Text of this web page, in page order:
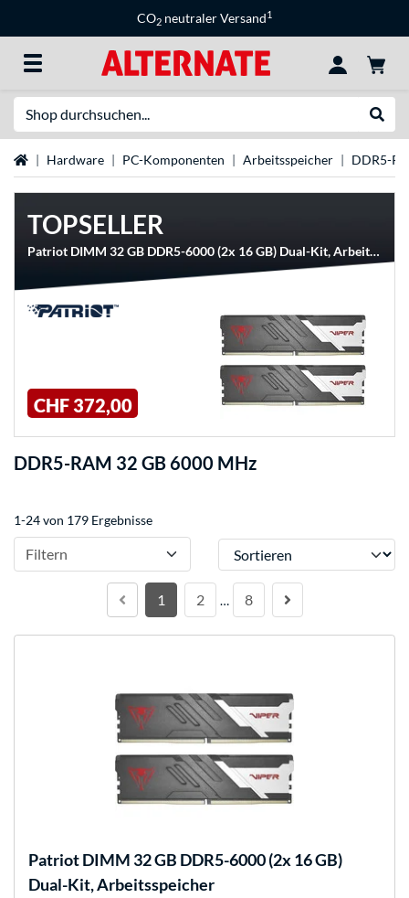
CO2 neutraler Versand1
StartseiteHardware PC-Komponenten Arbeitsspeicher DDR5-
TOPSELLER
Patriot DIMM 32 GB DDR5-6000 (2x 16 GB) Dual-Kit, Arbeitsspeicher
CHF 372,00
DDR5-RAM 32 GB 6000 MHz
1-24 von 179 Ergebnisse
Filtern Sortieren
1 2 … 8
PatriotDIMM 32 GB DDR5-6000 (2x 16 GB)
Dual-Kit, Arbeitsspeicher